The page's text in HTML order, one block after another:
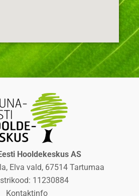
Hooldekeskus AS
Elva vald, 67514 Tartumaa
11230884
Kontaktinfo